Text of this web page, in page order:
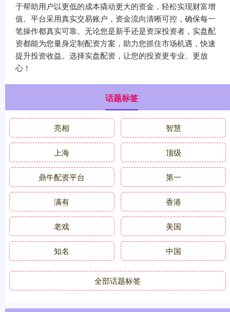
于帮助用户以更低的成本撬动更大的资金，轻松实现财富增
值。平台采用真实交易账户，资金流向清晰可控，确保每一
笔操作都真实可靠。无论您是新手还是资深投资者，实盘配
资都能为您量身定制配资方案，助力您抓住市场机遇，快速
提升投资收益。选择实盘配资，让您的投资更专业、更放
心！
话题标签
亮相 智慧
上海 顶级
鼎牛配资平台 第一
满有 香港
老戏 美国
知名 中国
全部话题标签